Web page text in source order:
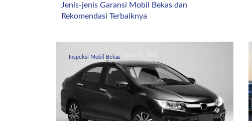
Jenis-jenis Garansi Mobil Bekas dan
Rekomendasi Terbaiknya
Inspeksi Mobil Bekas